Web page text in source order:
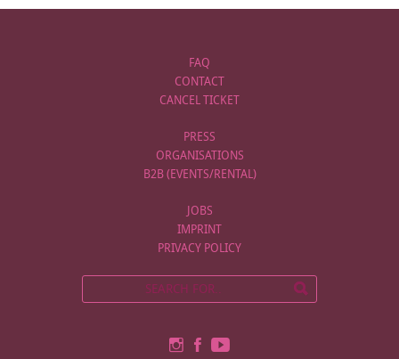
FAQ
CONTACT
CANCEL TICKET
PRESS
ORGANISATIONS
B2B (EVENTS/RENTAL)
JOBS
IMPRINT
PRIVACY POLICY